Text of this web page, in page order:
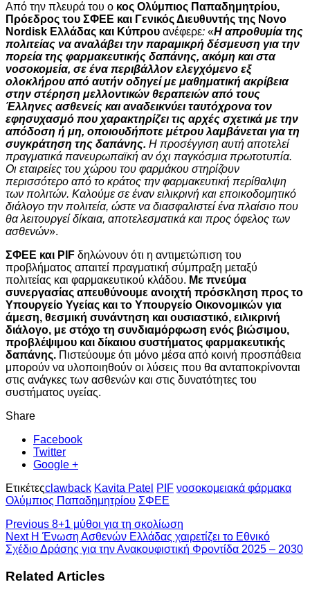
Από την πλευρά του ο κος Ολύμπιος Παπαδημητρίου,
Πρόεδρος του ΣΦΕΕ και Γενικός Διευθυντής της Novo
Nordisk Ελλάδας και Κύπρου ανέφερε: «Η απροθυμία της
πολιτείας να αναλάβει την παραμικρή δέσμευση για την
πορεία της φαρμακευτικής δαπάνης, ακόμη και στα
νοσοκομεία, σε ένα περιβάλλον ελεγχόμενο εξ
ολοκλήρου από αυτήν οδηγεί με μαθηματική ακρίβεια
στην στέρηση μελλοντικών θεραπειών από τους
Έλληνες ασθενείς και αναδεικνύει ταυτόχρονα τον
εφησυχασμό που χαρακτηρίζει τις αρχές σχετικά με την
απόδοση ή μη, οποιουδήποτε μέτρου λαμβάνεται για τη
συγκράτηση της δαπάνης. Η προσέγγιση αυτή αποτελεί
πραγματικά πανευρωπαϊκή αν όχι παγκόσμια πρωτοτυπία.
Οι εταιρείες του χώρου του φαρμάκου στηρίζουν
περισσότερο από το κράτος την φαρμακευτική περίθαλψη
των πολιτών. Καλούμε σε έναν ειλικρινή και εποικοδομητικό
διάλογο την πολιτεία, ώστε να διασφαλιστεί ένα πλαίσιο που
θα λειτουργεί δίκαια, αποτελεσματικά και προς όφελος των
ασθενών».
ΣΦΕΕ και PIF δηλώνουν ότι η αντιμετώπιση του
προβλήματος απαιτεί πραγματική σύμπραξη μεταξύ
πολιτείας και φαρμακευτικού κλάδου. Με πνεύμα
συνεργασίας απευθύνουμε ανοιχτή πρόσκληση προς το
Υπουργείο Υγείας και το Υπουργείο Οικονομικών για
άμεση, θεσμική συνάντηση και ουσιαστικό, ειλικρινή
διάλογο, με στόχο τη συνδιαμόρφωση ενός βιώσιμου,
προβλέψιμου και δίκαιου συστήματος φαρμακευτικής
δαπάνης. Πιστεύουμε ότι μόνο μέσα από κοινή προσπάθεια
μπορούν να υλοποιηθούν οι λύσεις που θα ανταποκρίνονται
στις ανάγκες των ασθενών και στις δυνατότητες του
συστήματος υγείας.
Share
Facebook
Twitter
Google +
Ετικέτεςclawback Kavita Patel PIF νοσοκομειακά φάρμακα
Ολύμπιος Παπαδημητρίου ΣΦΕΕ
Previous 8+1 μύθοι για τη σκολίωση
NextΗ Ένωση Ασθενών Ελλάδας χαιρετίζει το Εθνικό
Σχέδιο Δράσης για την Ανακουφιστική Φροντίδα 2025 – 2030
Related Articles